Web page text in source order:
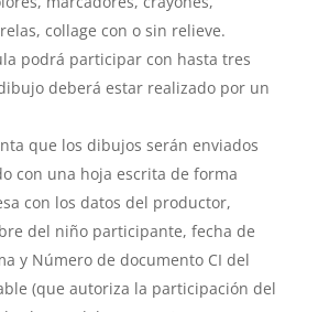
collage con o sin relieve.
podrá participar con hasta tres
deberá estar realizado por un
que los dibujos serán enviados
con una hoja escrita de forma
con los datos del productor,
del niño participante, fecha de
y Número de documento CI del
(que autoriza la participación del